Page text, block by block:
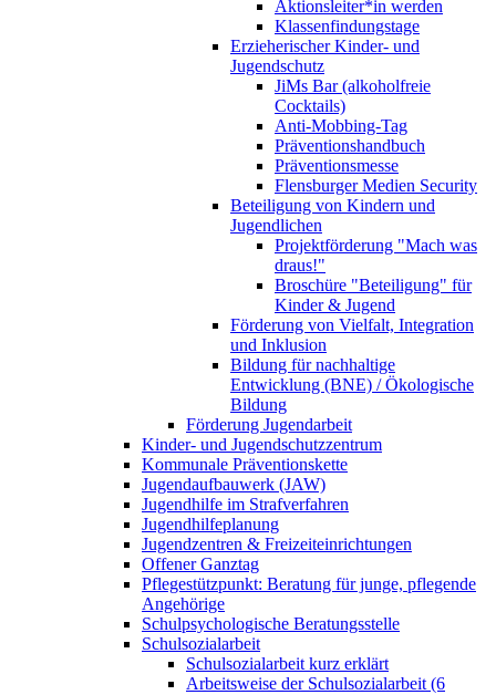
Aktionsleiter*in werden
Klassenfindungstage
Erzieherischer Kinder- und
Jugendschutz
JiMs Bar (alkoholfreie
Cocktails)
Anti-Mobbing-Tag
Präventionshandbuch
Präventionsmesse
Flensburger Medien Security
Beteiligung von Kindern und
Jugendlichen
Projektförderung "Mach was
draus!"
Broschüre "Beteiligung" für
Kinder & Jugend
Förderung von Vielfalt, Integration
und Inklusion
Bildung für nachhaltige
Entwicklung (BNE) / Ökologische
Bildung
Förderung Jugendarbeit
Kinder- und Jugendschutzzentrum
Kommunale Präventionskette
Jugendaufbauwerk (JAW)
Jugendhilfe im Strafverfahren
Jugendhilfeplanung
Jugendzentren & Freizeiteinrichtungen
Offener Ganztag
Pflegestützpunkt: Beratung für junge, pflegende
Angehörige
Schulpsychologische Beratungsstelle
Schulsozialarbeit
Schulsozialarbeit kurz erklärt
Arbeitsweise der Schulsozialarbeit (6